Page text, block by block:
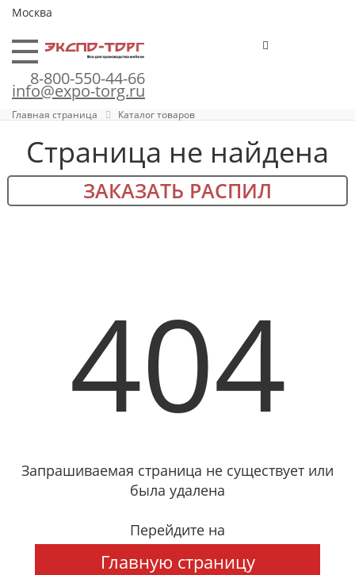
Москва
8-800-550-44-66
info@expo-torg.ru
Главная страница Каталог товаров
Страница не найдена
ЗАКАЗАТЬ РАСПИЛ
404
Запрашиваемая страница не существует или
была удалена
Перейдите на
Главную страницу